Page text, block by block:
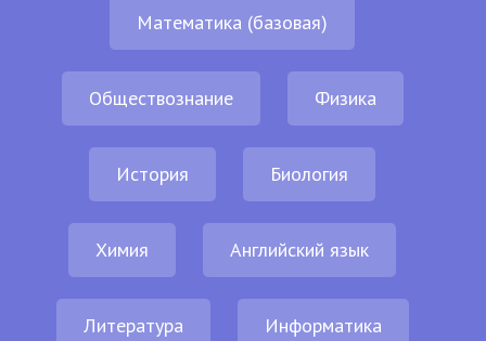
Математика (базовая)
Обществознание Физика
История Биология
Химия Английский язык
Литература Информатика